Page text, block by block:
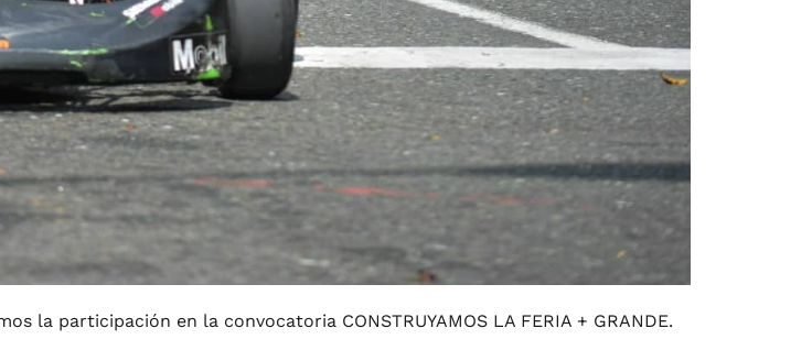
la participación en la convocatoria CONSTRUYAMOS LA FERIA + GRANDE.